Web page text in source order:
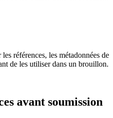
références, les métadonnées de
de les utiliser dans un brouillon.
avant soumission